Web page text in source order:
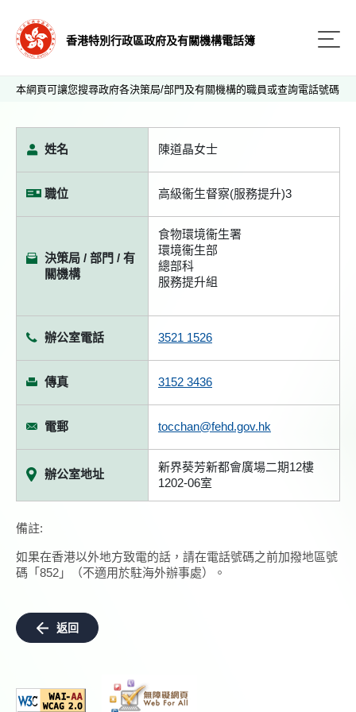
香港特別行政區政府及有關機構電話簿
本網頁可讓您搜尋政府各決策局/部門及有關機構的職員或查詢電話號碼
姓名 陳道晶女士
職位 高級衞生督察(服務提升)3
決策局 / 部門 / 有
關機構
食物環境衞生署
環境衞生部
總部科
服務提升組
辦公室電話 3521 1526
傳真 3152 3436
電郵 tocchan@fehd.gov.hk
辦公室地址
新界葵芳新都會廣場二期12樓
1202-06室
備註:
如果在香港以外地方致電的話，請在電話號碼之前加撥地區號
碼「852」（不適用於駐海外辦事處）。
返回